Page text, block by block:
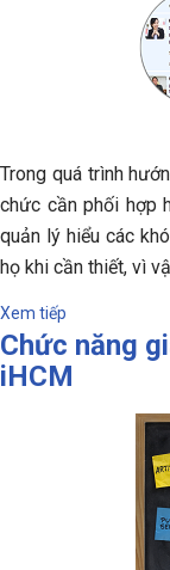
Trong quá trình
chức cần phối hợp
quản lý hiểu các
họ khi cần thiết, vì
Xem tiếp
Chức năng
iHCM